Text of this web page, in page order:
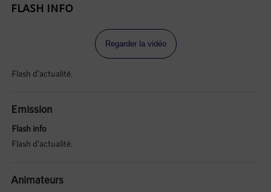
FLASH INFO
Regarder la vidéo
Flash d'actualité.
Emission
Flash info
Flash d'actualité.
Animateurs